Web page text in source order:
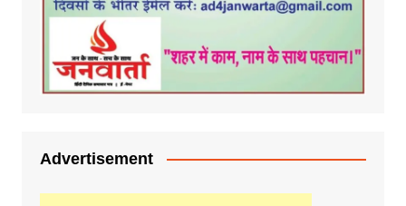
Advertisement